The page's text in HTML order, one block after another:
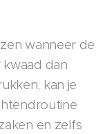
wanneer de
dan
kan je
en zelfs